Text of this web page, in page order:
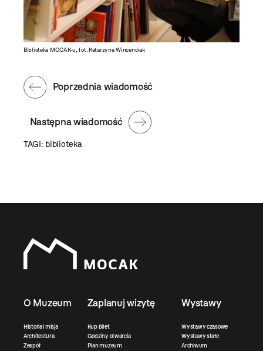
Biblioteka MOCAK-u, fot. Katarzyna Wincenciak
Następna wiadomość
Poprzednia wiadomość
TAGI: biblioteka
O Muzeum
Historia i misja
Architektura
Zespół
Zaplanuj wizytę
Kup bilet
Godziny otwarcia
Plan muzeum
Wystawy
Wystawy czasowe
Wystawy stałe
Archiwum